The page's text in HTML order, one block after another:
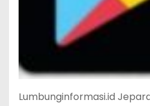
Lumbunginformasi.id